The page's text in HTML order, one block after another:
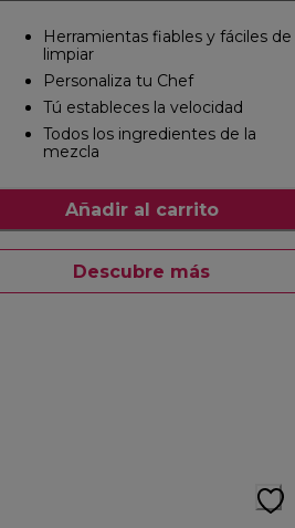
Herramientas fiables y fáciles de
limpiar
Personaliza tu Chef
Tú estableces la velocidad
Todos los ingredientes de la
mezcla
Añadir al carrito
Descubre más